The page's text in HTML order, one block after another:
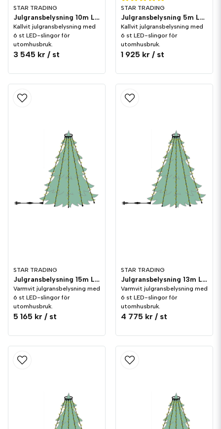
STAR TRADING
Julgransbelysning 10m LED utomhus Kallvit
Kallvit julgransbelysning med
6 st LED-slingor för
utomhusbruk.
3 545 kr / st
STAR TRADING
Julgransbelysning 5m LED utomhus Kallvit
Kallvit julgransbelysning med
6 st LED-slingor för
utomhusbruk.
1 925 kr / st
STAR TRADING
Julgransbelysning 15m LED utomhus Varmvit
Varmvit julgransbelysning med
6 st LED-slingor för
utomhusbruk.
5 165 kr / st
STAR TRADING
Julgransbelysning 13m LED utomhus Varmvit
Varmvit julgransbelysning med
6 st LED-slingor för
utomhusbruk.
4 775 kr / st